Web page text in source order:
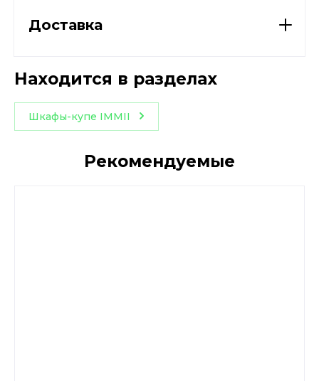
Доставка
Находится в разделах
Шкафы-купе IMMII
Рекомендуемые